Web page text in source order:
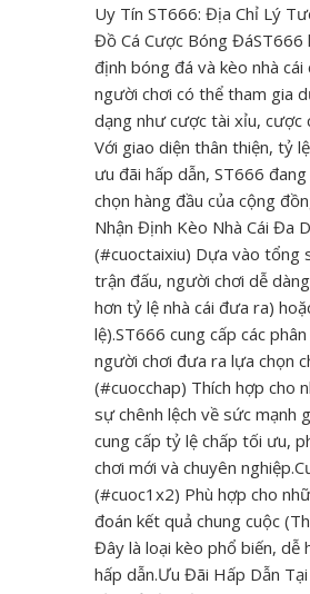
Uy Tín ST666: Địa Chỉ Lý
Đồ Cá Cược Bóng ĐáST666
định bóng đá và kèo nhà cái
người chơi có thể tham gia
dạng như cược tài xỉu, cược
Với giao diện thân thiện, tỷ
ưu đãi hấp dẫn, ST666
chọn hàng đầu của cộng
Nhận Định Kèo Nhà Cái Đa
(#cuoctaixiu) Dựa vào tổng
trận đấu, người chơi dễ
hơn tỷ lệ nhà cái đưa ra)
lệ).ST666 cung cấp các
người chơi đưa ra lựa chọn
(#cuocchap) Thích hợp cho
sự chênh lệch về sức mạnh
cung cấp tỷ lệ chấp tối ưu,
chơi mới và chuyên
(#cuoc1x2) Phù hợp cho
đoán kết quả chung cuộc
Đây là loại kèo phổ biến, dễ
hấp dẫn.Ưu Đãi Hấp Dẫn